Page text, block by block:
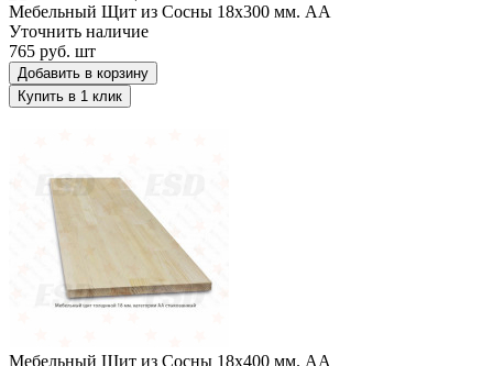
Мебельный Щит из Сосны 18х300 мм. AA
Уточнить наличие
765 руб. шт
Добавить в корзину
Купить в 1 клик
Мебельный Щит из Сосны 18х400 мм. AA